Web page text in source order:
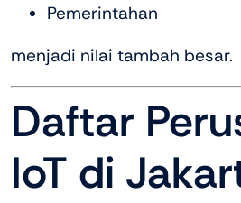
Pemerintahan
menjadi nilai tambah besar.
Daftar
IoT di